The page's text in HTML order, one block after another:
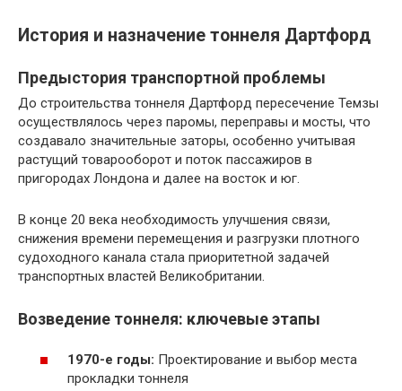
История и назначение тоннеля Дартфорд
Предыстория транспортной проблемы
До строительства тоннеля Дартфорд пересечение Темзы
осуществлялось через паромы, переправы и мосты, что
создавало значительные заторы, особенно учитывая
растущий товарооборот и поток пассажиров в
пригородах Лондона и далее на восток и юг.
В конце 20 века необходимость улучшения связи,
снижения времени перемещения и разгрузки плотного
судоходного канала стала приоритетной задачей
транспортных властей Великобритании.
Возведение тоннеля: ключевые этапы
1970-е годы: Проектирование и выбор места
прокладки тоннеля